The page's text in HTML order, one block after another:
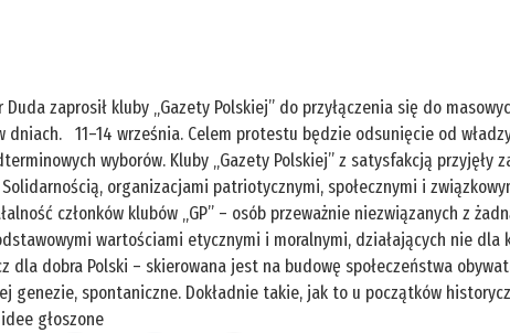
zaprosił kluby „Gazety Polskiej” do przyłączenia się do
11–14 września. Celem protestu będzie odsunięcie od
wyborów. Kluby „Gazety Polskiej” z satysfakcją przyjęły
organizacjami patriotycznymi, społecznymi i
członków klubów „GP” – osób przeważnie niezwiązanych z
wartościami etycznymi i moralnymi, działających nie dla
dla dobra Polski – skierowana jest na budowę społeczeństwa
genezie, spontaniczne. Dokładnie takie, jak to u początków
głoszone